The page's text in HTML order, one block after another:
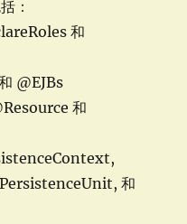
：
和
@EJBs
和
和